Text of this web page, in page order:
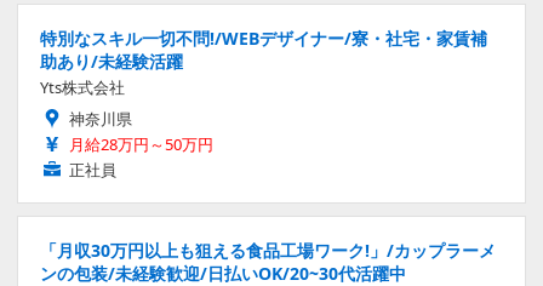
特別なスキル一切不問!/WEBデザイナー/寮・社宅・家賃補
助あり/未経験活躍
Yts株式会社
神奈川県
月給28万円～50万円
正社員
「月収30万円以上も狙える食品工場ワーク!」/カップラーメ
ンの包装/未経験歓迎/日払いOK/20~30代活躍中